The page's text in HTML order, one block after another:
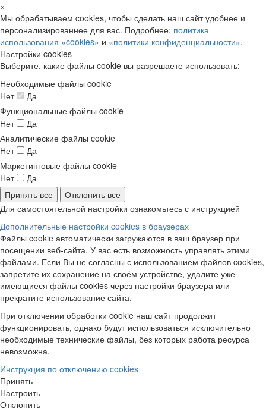
×
Мы обрабатываем cookies, чтобы сделать наш сайт удобнее и
персонализированнее для вас. Подробнее: политика
использования «cookies» и «политики конфиденциальности».
Настройки cookies
Выберите, какие файлы cookie вы разрешаете использовать:
Необходимые файлы cookie
Нет
Да
Функциональные файлы cookie
Нет
Да
Аналитические файлы cookie
Нет
Да
Маркетинговые файлы cookie
Нет
Да
Принять все
Отклонить все
Для самостоятельной настройки ознакомьтесь с инструкцией
Дополнительные настройки cookies в браузерах
Файлы cookie автоматически загружаются в ваш браузер при
посещении веб-сайта. У вас есть возможность управлять этими
файлами. Если Вы не согласны с использованием файлов cookies,
запретите их сохранение на своём устройстве, удалите уже
имеющиеся файлы cookies через настройки браузера или
прекратите использование сайта.
При отключении обработки cookie наш сайт продолжит
функционировать, однако будут использоваться исключительно
необходимые технические файлы, без которых работа ресурса
невозможна.
Инструкция по отключению cookies
Принять
Настроить
Отклонить